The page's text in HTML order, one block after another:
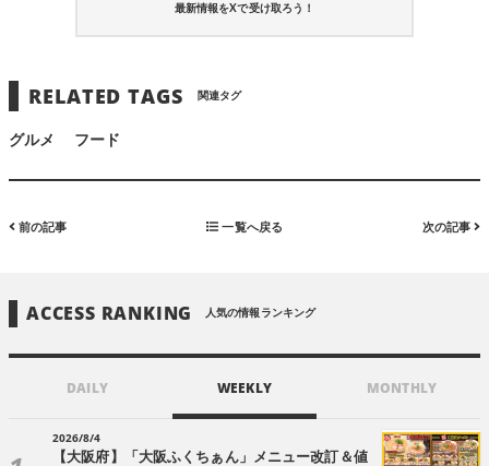
最新情報をXで受け取ろう！
RELATED TAGS 関連タグ
グルメ フード
前の記事 一覧へ戻る 次の記事
ACCESS RANKING 人気の情報ランキング
DAILY WEEKLY MONTHLY
2026/8/4
【大阪府】「大阪ふくちぁん」メニュー改訂＆値